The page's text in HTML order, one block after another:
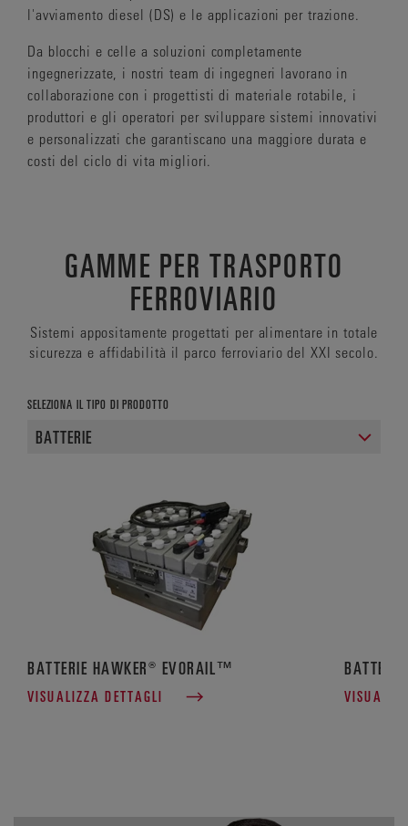
l'avviamento diesel (DS) e le applicazioni per trazione.
Da blocchi e celle a soluzioni completamente
ingegnerizzate, i nostri team di ingegneri lavorano in
collaborazione con i progettisti di materiale rotabile, i
produttori e gli operatori per sviluppare sistemi innovativi
e personalizzati che garantiscano una maggiore durata e
costi del ciclo di vita migliori.
GAMME PER TRASPORTO
FERROVIARIO
Sistemi appositamente progettati per alimentare in totale
sicurezza e affidabilità il parco ferroviario del XXI secolo.
SELEZIONA IL TIPO DI PRODOTTO
BATTERIE HAWKER® EVORAIL™
VISUALIZZA DETTAGLI